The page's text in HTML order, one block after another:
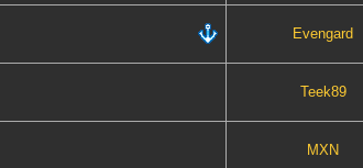
Evengard
Teek89
MXN